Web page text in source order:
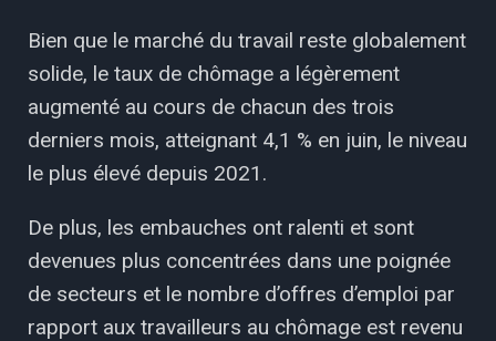
Bien que le marché du travail reste globalement
solide, le taux de chômage a légèrement
augmenté au cours de chacun des trois
derniers mois, atteignant 4,1 % en juin, le niveau
le plus élevé depuis 2021.
De plus, les embauches ont ralenti et sont
devenues plus concentrées dans une poignée
de secteurs et le nombre d’offres d’emploi par
rapport aux travailleurs au chômage est revenu